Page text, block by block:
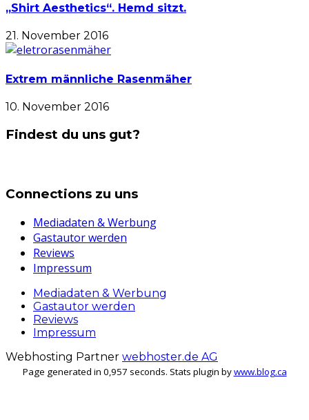
„Shirt Aesthetics“. Hemd sitzt.
21. November 2016
Extrem männliche Rasenmäher
10. November 2016
Findest du uns gut?
Connections zu uns
Mediadaten & Werbung
Gastautor werden
Reviews
Impressum
Mediadaten & Werbung
Gastautor werden
Reviews
Impressum
Webhosting Partner webhoster.de AG
Page generated in 0,957 seconds. Stats plugin bywww.blog.ca